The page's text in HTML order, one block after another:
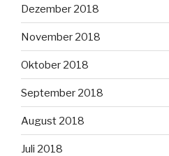
Dezember 2018
November 2018
Oktober 2018
September 2018
August 2018
Juli 2018